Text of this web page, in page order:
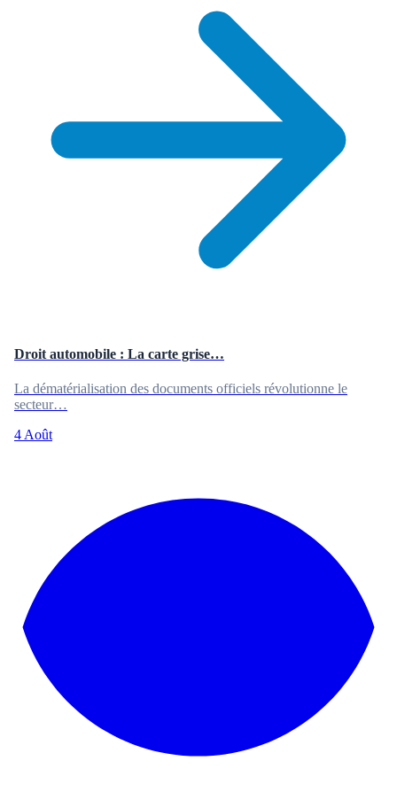
Droit automobile : La carte grise…
La dématérialisation des documents officiels révolutionne le
secteur…
4 Août